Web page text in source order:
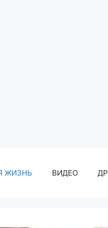
ЖИЗНЬ ВИДЕО